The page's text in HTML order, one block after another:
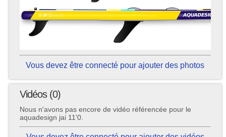
Vous devez être connecté pour ajouter des photos
Vidéos (0)
Nous n'avons pas encore de vidéo référencée pour le
aquadesign jai 11'0.